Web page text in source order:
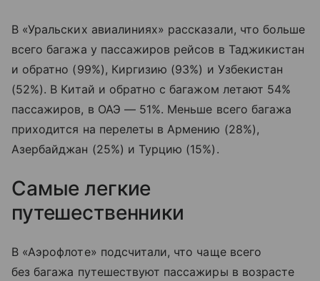
В «Уральских авиалиниях» рассказали, что больше
всего багажа у пассажиров рейсов в Таджикистан
и обратно (99%), Киргизию (93%) и Узбекистан
(52%). В Китай и обратно с багажом летают 54%
пассажиров, в ОАЭ — 51%. Меньше всего багажа
приходится на перелеты в Армению (28%),
Азербайджан (25%) и Турцию (15%).
Самые легкие
путешественники
В «Аэрофлоте» подсчитали, что чаще всего
без багажа путешествуют пассажиры в возрасте